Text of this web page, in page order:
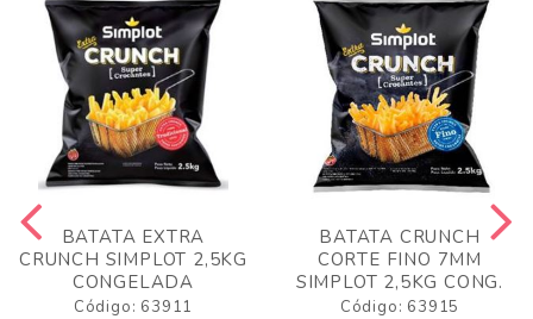
BATATA EXTRA
CRUNCH SIMPLOT 2,5KG
CONGELADA
Código: 63911
BATATA CRUNCH
CORTE FINO 7MM
SIMPLOT 2,5KG CONG.
Código: 63915